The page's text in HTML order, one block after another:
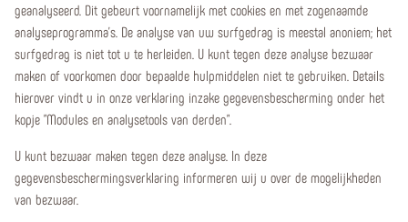
geanalyseerd. Dit gebeurt voornamelijk met cookies en met zogenaamde
analyseprogramma's. De analyse van uw surfgedrag is meestal anoniem; het
surfgedrag is niet tot u te herleiden. U kunt tegen deze analyse bezwaar
maken of voorkomen door bepaalde hulpmiddelen niet te gebruiken. Details
hierover vindt u in onze verklaring inzake gegevensbescherming onder het
kopje "Modules en analysetools van derden".
U kunt bezwaar maken tegen deze analyse. In deze
gegevensbeschermingsverklaring informeren wij u over de mogelijkheden
van bezwaar.